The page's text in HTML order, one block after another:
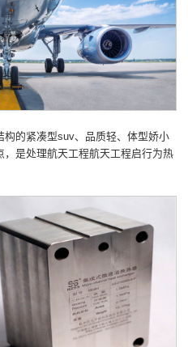
的紧凑型suv、品质轻、体型娇小
是处理航天工程航天工程启行为热